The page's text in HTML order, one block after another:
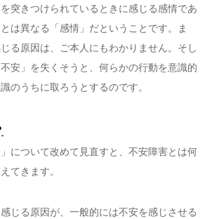
突きつけられているときに感じる感情であ
は異なる「感情」だということです。ま
る原因は、ご本人にもわかりません。そし
安」を失くそうと、何らかの行動を意識的
のうちに取ろうとするのです。
について改めて見直すと、不安障害とは何
てきます。
じる原因が、一般的には不安を感じさせる